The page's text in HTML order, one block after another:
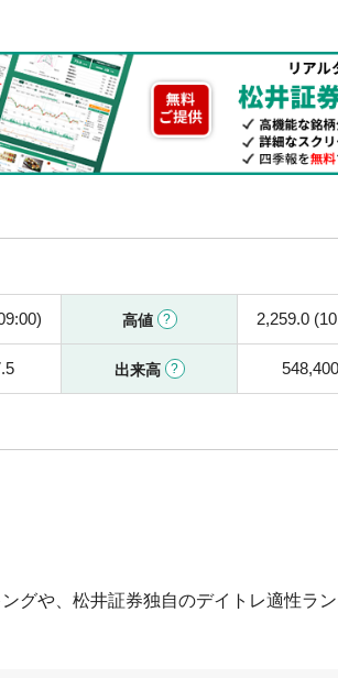
高値 2,259.0
出来高 548,400
グや、松井証券独自のデイトレ適性ラ